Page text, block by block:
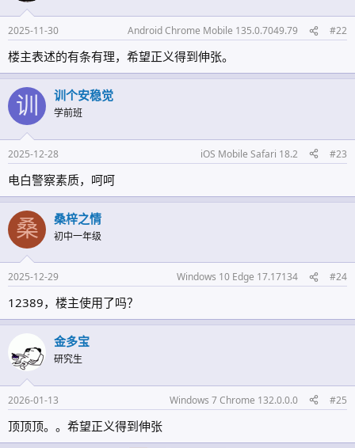
2025-11-30 Android Chrome Mobile 135.0.7049.79 #22
楼主表述的有条有理，希望正义得到伸张。
训 训个安稳觉
学前班
2025-12-28 iOS Mobile Safari 18.2 #23
电白警察素质，呵呵
桑 桑梓之情
初中一年级
2025-12-29 Windows 10 Edge 17.17134 #24
12389，楼主使用了吗？
金多宝
研究生
2026-01-13 Windows 7 Chrome 132.0.0.0 #25
顶顶顶。。希望正义得到伸张